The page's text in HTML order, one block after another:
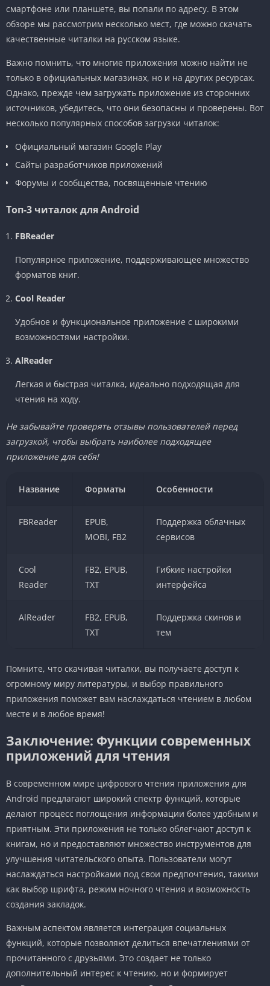
смартфоне или планшете, вы попали по адресу. В этом
обзоре мы рассмотрим несколько мест, где можно скачать
качественные читалки на русском языке.
Важно помнить, что многие приложения можно найти не
только в официальных магазинах, но и на других ресурсах.
Однако, прежде чем загружать приложение из сторонних
источников, убедитесь, что они безопасны и проверены. Вот
несколько популярных способов загрузки читалок:
Официальный магазин Google Play
Сайты разработчиков приложений
Форумы и сообщества, посвященные чтению
Топ-3 читалок для Android
FBReader
Популярное приложение, поддерживающее множество
форматов книг.
Cool Reader
Удобное и функциональное приложение с широкими
возможностями настройки.
AlReader
Легкая и быстрая читалка, идеально подходящая для
чтения на ходу.
Не забывайте проверять отзывы пользователей перед
загрузкой, чтобы выбрать наиболее подходящее
приложение для себя!
Название Форматы Особенности
FBReader
EPUB,
MOBI, FB2
Поддержка облачных
сервисов
Cool
Reader
FB2, EPUB,
TXT
Гибкие настройки
интерфейса
AlReader
FB2, EPUB,
TXT
Поддержка скинов и
тем
Помните, что скачивая читалки, вы получаете доступ к
огромному миру литературы, и выбор правильного
приложения поможет вам наслаждаться чтением в любом
месте и в любое время!
Заключение: Функции современных
приложений для чтения
В современном мире цифрового чтения приложения для
Android предлагают широкий спектр функций, которые
делают процесс поглощения информации более удобным и
приятным. Эти приложения не только облегчают доступ к
книгам, но и предоставляют множество инструментов для
улучшения читательского опыта. Пользователи могут
наслаждаться настройками под свои предпочтения, такими
как выбор шрифта, режим ночного чтения и возможность
создания закладок.
Важным аспектом является интеграция социальных
функций, которые позволяют делиться впечатлениями от
прочитанного с друзьями. Это создает не только
дополнительный интерес к чтению, но и формирует